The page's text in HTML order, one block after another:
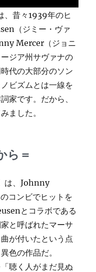
、昔々1939年のヒ
（ジミー・ヴァ
Mercer（ジョニ
ジア州サヴァナの
代の大部分のソン
ビズムとは一線を
家です。だから、
ました。
ら＝
は、Johnny
コンビでヒットを
とコラボである
と呼ばれたマーサ
が付いたという点
色の作品だ。
聴く人がまだ見ぬ